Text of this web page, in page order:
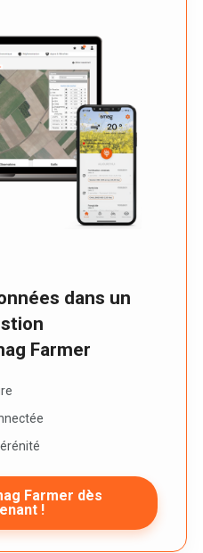
dans un
Farmer
Farmer dès
!